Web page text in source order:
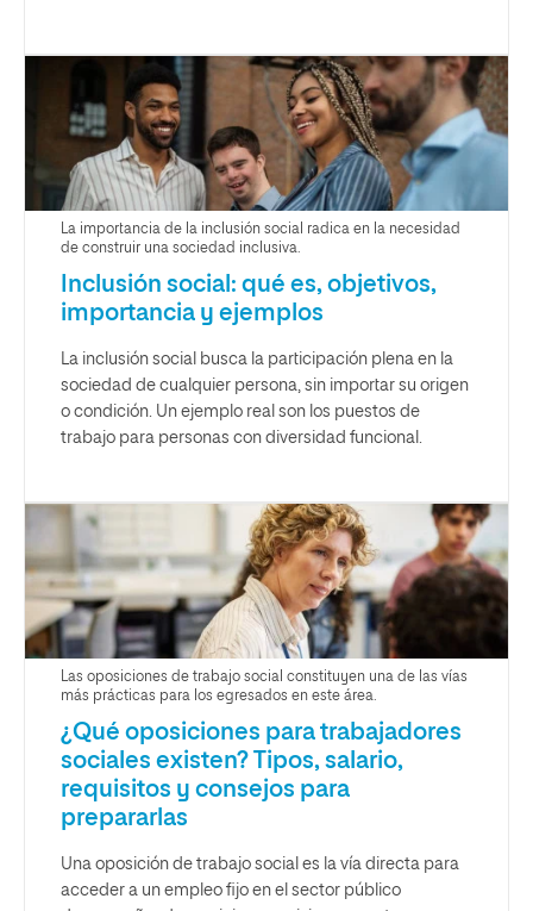
La importancia de la inclusión social radica en la necesidad
de construir una sociedad inclusiva.
Inclusión social: qué es, objetivos,
importancia y ejemplos
La inclusión social busca la participación plena en la
sociedad de cualquier persona, sin importar su origen
o condición. Un ejemplo real son los puestos de
trabajo para personas con diversidad funcional.
Las oposiciones de trabajo social constituyen una de las vías
más prácticas para los egresados en este área.
¿Qué oposiciones para trabajadores
sociales existen? Tipos, salario,
requisitos y consejos para
prepararlas
Una oposición de trabajo social es la vía directa para
acceder a un empleo fijo en el sector público